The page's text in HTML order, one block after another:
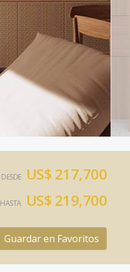
DESDE US$ 217,700
HASTA US$ 219,700
Guardar en Favoritos